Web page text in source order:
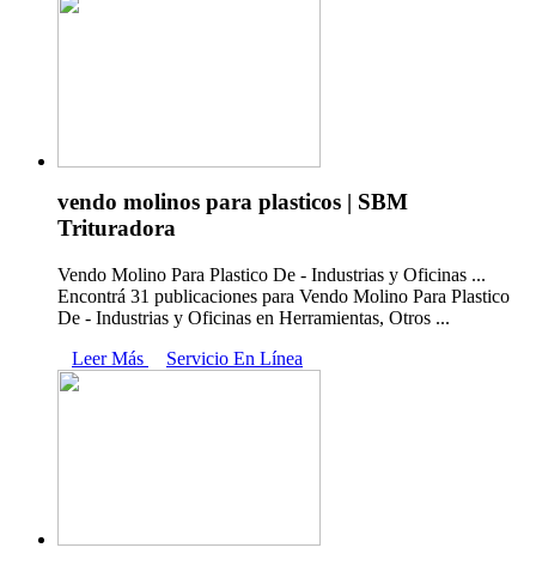
vendo molinos para plasticos | SBM
Trituradora
Vendo Molino Para Plastico De - Industrias y Oficinas ...
Encontrá 31 publicaciones para Vendo Molino Para Plastico
De - Industrias y Oficinas en Herramientas, Otros ...
Leer Más
Servicio En Línea